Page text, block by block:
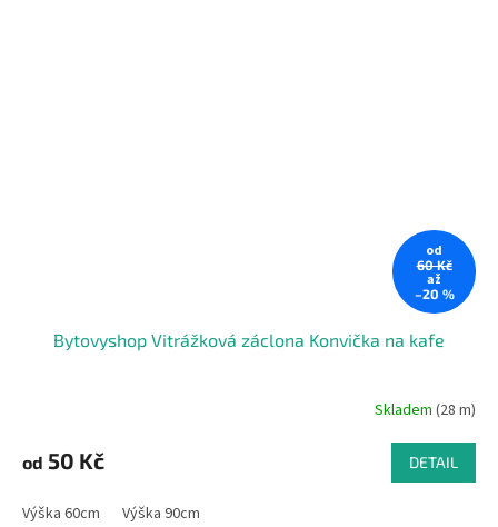
od
60 Kč
až
–20 %
Bytovyshop Vitrážková záclona Konvička na kafe
Skladem (28 m)
od 50 Kč DETAIL
Výška 60cm Výška 90cm